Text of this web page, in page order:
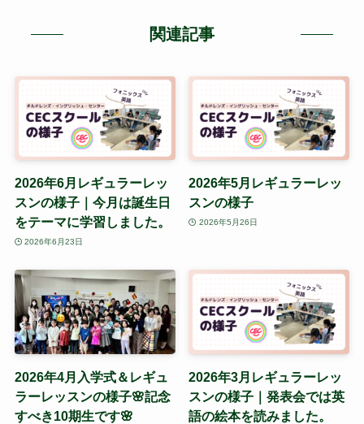
関連記事
2026年6月レギュラーレッ
スンの様子｜今月は誕生日
をテーマに学習しました。
2026年6月23日
2026年5月レギュラーレッ
スンの様子
2026年5月26日
2026年4月入学式＆レギュ
ラーレッスンの様子🌸記念
すべき10期生です🌸
2026年3月レギュラーレッ
スンの様子｜発表会では英
語の絵本を読みました。